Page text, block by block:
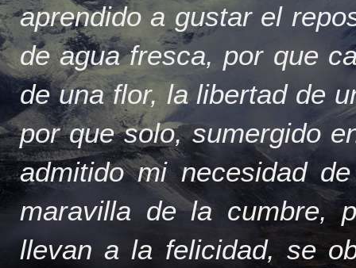
aprendido a gustar el
de agua fresca, por que
de una flor, la libertad de
por que solo, sumergido
admitido mi necesidad
maravilla de la cumbre,
llevan a la felicidad, se